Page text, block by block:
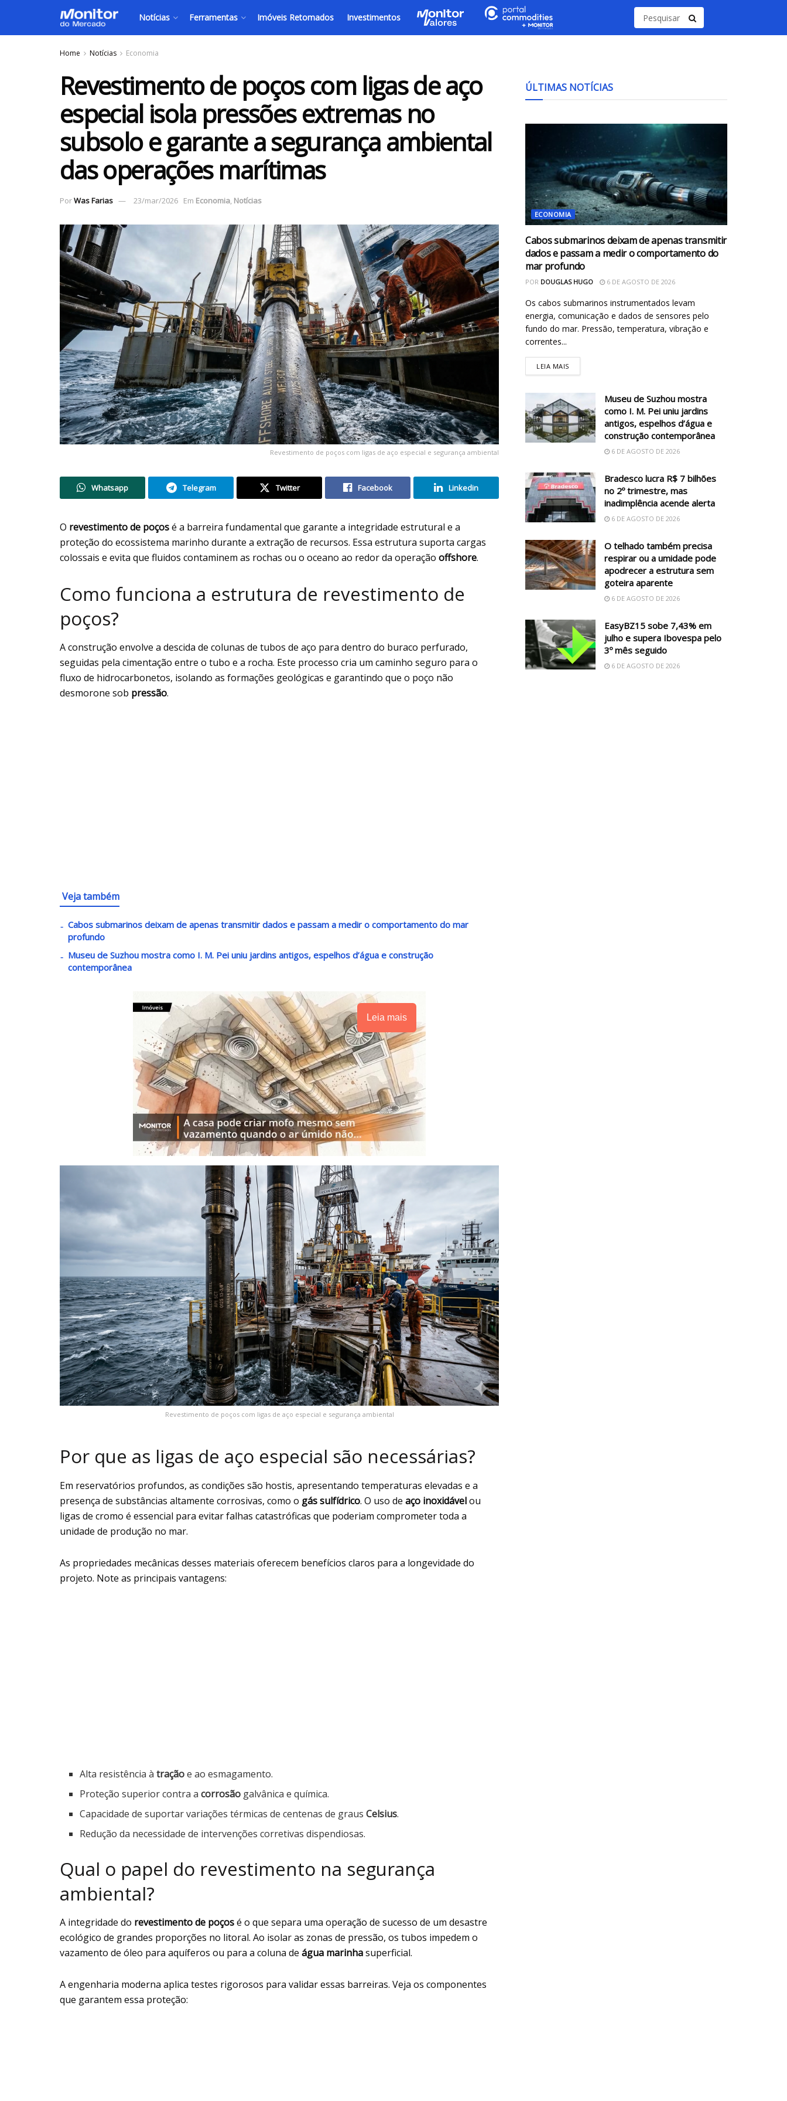
Notícias Ferramentas Imóveis Retomados Investimentos
Home Notícias Economia
Revestimento de poços com ligas de aço
especial isola pressões extremas no
subsolo e garante a segurança ambiental
das operações marítimas
PorWas Farias 23/mar/2026 Em Economia, Notícias
Revestimento de poços com ligas de aço especial e segurança ambiental
Whatsapp Telegram Twitter Facebook Linkedin
O revestimento de poçosé a barreira fundamental que garante a integridade estrutural e a
proteção do ecossistema marinho durante a extração de recursos. Essa estrutura suporta cargas
colossais e evita que fluidos contaminem as rochas ou o oceano ao redor da operação offshore.
Como funciona a estrutura de revestimento de
poços?
A construção envolve a descida de colunas de tubos de aço para dentro do buraco perfurado,
seguidas pela cimentação entre o tubo e a rocha. Este processo cria um caminho seguro para o
fluxo de hidrocarbonetos, isolando as formações geológicas e garantindo que o poço não
desmorone sob pressão.
Veja também
Cabos submarinos deixam de apenas transmitir dados e passam a medir o comportamento do mar
profundo
Museu de Suzhou mostra como I. M. Pei uniu jardins antigos, espelhos d’água e construção
contemporânea
Leia mais
Revestimento de poços com ligas de aço especial e segurança ambiental
Por que as ligas de aço especial são necessárias?
Em reservatórios profundos, as condições são hostis, apresentando temperaturas elevadas e a
presença de substâncias altamente corrosivas, como o gás sulfídrico. O uso de aço inoxidávelou
ligas de cromo é essencial para evitar falhas catastróficas que poderiam comprometer toda a
unidade de produção no mar.
As propriedades mecânicas desses materiais oferecem benefícios claros para a longevidade do
projeto. Note as principais vantagens:
Alta resistência àtraçãoe ao esmagamento.
Proteção superior contra acorrosão galvânica e química.
Capacidade de suportar variações térmicas de centenas de grausCelsius.
Redução da necessidade de intervenções corretivas dispendiosas.
Qual o papel do revestimento na segurança
ambiental?
A integridade do revestimento de poçosé o que separa uma operação de sucesso de um desastre
ecológico de grandes proporções no litoral. Ao isolar as zonas de pressão, os tubos impedem o
vazamento de óleo para aquíferos ou para a coluna de água marinhasuperficial.
A engenharia moderna aplica testes rigorosos para validar essas barreiras. Veja os componentes
que garantem essa proteção:
ÚLTIMAS NOTÍCIAS
ECONOMIA
Cabos submarinos deixam de apenas transmitir
dados e passam a medir o comportamento do
mar profundo
POR DOUGLAS HUGO 6 DE AGOSTO DE 2026
Os cabos submarinos instrumentados levam
energia, comunicação e dados de sensores pelo
fundo do mar. Pressão, temperatura, vibração e
correntes...
LEIA MAIS
Museu de Suzhou mostra
como I. M. Pei uniu jardins
antigos, espelhos d’água e
construção contemporânea
6 DE AGOSTO DE 2026
Bradesco lucra R$ 7 bilhões
no 2º trimestre, mas
inadimplência acende alerta
6 DE AGOSTO DE 2026
O telhado também precisa
respirar ou a umidade pode
apodrecer a estrutura sem
goteira aparente
6 DE AGOSTO DE 2026
EasyBZ15 sobe 7,43% em
julho e supera Ibovespa pelo
3º mês seguido
6 DE AGOSTO DE 2026